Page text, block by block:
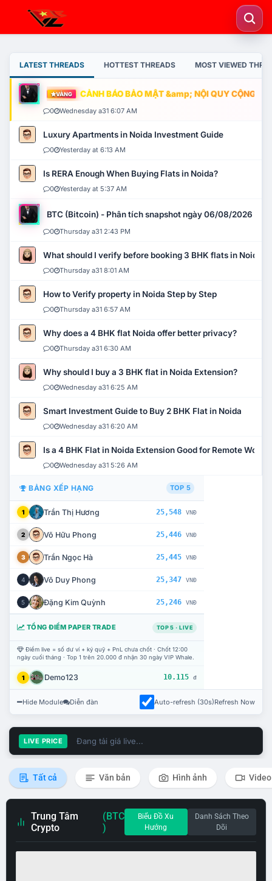
LATEST THREADS HOTTEST THREADS MOST VIEWED
VÀNG CẢNH BÁO BẢO MẬT &amp; NỘI QUY CỘNG
0 Wednesday a31 6:07 AM
Luxury Apartments in Noida Investment Guide
0 Yesterday at 6:13 AM
Is RERA Enough When Buying Flats in Noida?
0 Yesterday at 5:37 AM
BTC (Bitcoin) - Phân tích snapshot ngày 06/08/2026
0 Thursday a31 2:43 PM
What should I verify before booking 3 BHK flats in Noida?
0 Thursday a31 8:01 AM
How to Verify property in Noida Step by Step
0 Thursday a31 6:57 AM
Why does a 4 BHK flat Noida offer better privacy?
0 Thursday a31 6:30 AM
Why should I buy a 3 BHK flat in Noida Extension?
0 Wednesday a31 6:25 AM
Smart Investment Guide to Buy 2 BHK Flat in Noida
0 Wednesday a31 6:20 AM
Is a 4 BHK Flat in Noida Extension Good for Remote Work?
0 Wednesday a31 5:26 AM
BẢNG XẾP HẠNG TOP 5
1 Trần Thị Hương 25,548 VNĐ
2 Võ Hữu Phong 25,446 VNĐ
3 Trần Ngọc Hà 25,445 VNĐ
4 Võ Duy Phong 25,347 VNĐ
5 Đặng Kim Quỳnh 25,246 VNĐ
TỔNG ĐIỂM PAPER TRADE TOP 5 · LIVE
Điểm live = số dư ví + ký quỹ + PnL chưa chốt · Chốt 12:00
ngày cuối tháng · Top 1 trên 20.000 đ nhận 30 ngày VIP Whale.
1 Demo123 10.115 đ
Hide Module Diễn đàn Auto-refresh (30s)Refresh Now
LIVE PRICE Đang tải giá live...
Tất cả Văn bản Hình ảnh Video
Trung Tâm
Crypto
(BTC
)
Biểu Đồ Xu
Hướng
Danh Sách Theo
Dõi